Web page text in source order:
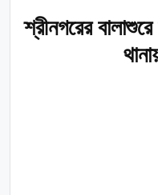
শ্রীনগরের বালাশুরে